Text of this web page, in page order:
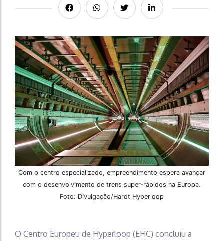
Com o centro especializado, empreendimento espera avançar
com o desenvolvimento de trens super-rápidos na Europa.
Foto: Divulgação/Hardt Hyperloop
O Centro Europeu de Hyperloop (EHC) concluiu a